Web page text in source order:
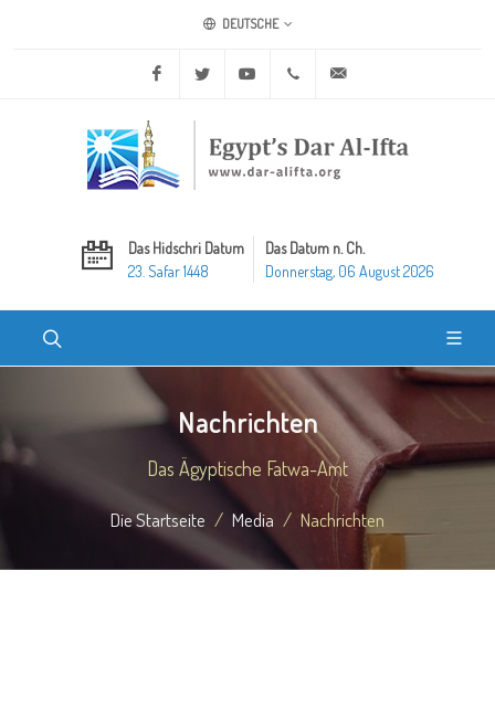
DEUTSCHE
Facebook Twitter Youtube +20 2 25970400
Das Hidschri Datum
23. Safar 1448
Das Datum n. Ch.
Donnerstag, 06 August 2026
Nachrichten
Das Ägyptische Fatwa-Amt
Die Startseite Media Nachrichten